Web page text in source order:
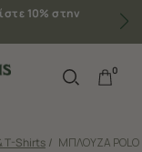
10% στην
0
T-Shirts / ΜΠΛΟΥΖΑ POLO